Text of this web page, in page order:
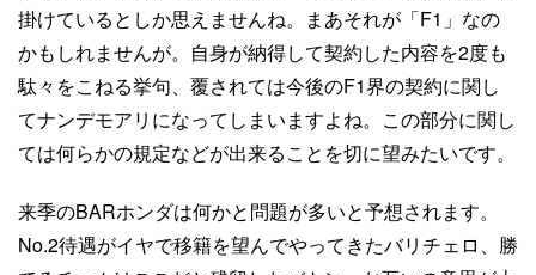
掛けているとしか思えませんね。まあそれが「F1」なの
かもしれませんが。自身が納得して契約した内容を2度も
駄々をこねる挙句、覆されては今後のF1界の契約に関し
てナンデモアリになってしまいますよね。この部分に関し
ては何らかの規定などが出来ることを切に望みたいです。
来季のBARホンダは何かと問題が多いと予想されます。
No.2待遇がイヤで移籍を望んでやってきたバリチェロ、勝